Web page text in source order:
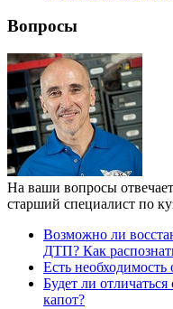
Вопросы
На ваши вопросы отвечает
старший специалист по
Возможно ли
ДТП? Как
Есть необходимость
Будет ли
капот?